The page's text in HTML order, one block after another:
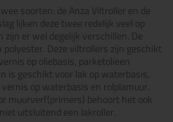
soorten: de Anza Viltroller en de
lijken deze twee redelijk veel op
zijn er wel degelijk verschillen. De
Deze viltrollers zijn geschikt
op oliebasis, parketolieen
is geschikt voor lak op waterbasis,
op waterbasis en rolplamuur.
muurverf(primers) behoort het ook
uitsluitend een lakroller.